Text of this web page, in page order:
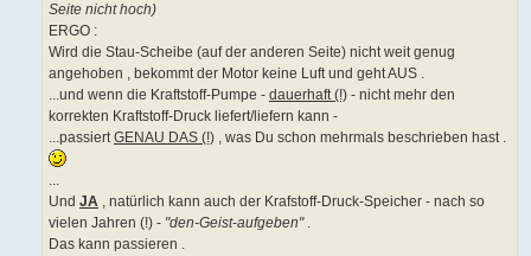
Seite nicht hoch)
ERGO :
Wird die Stau-Scheibe (auf der anderen Seite) nicht weit genug
angehoben , bekommt der Motor keine Luft und geht AUS .
...und wenn die Kraftstoff-Pumpe - dauerhaft (!) - nicht mehr den
korrekten Kraftstoff-Druck liefert/liefern kann -
...passiertGENAU DAS (!) , was Du schon mehrmals beschrieben hast .
...
Und JA , natürlich kann auch der Krafstoff-Druck-Speicher - nach so
vielen Jahren (!) - "den-Geist-aufgeben".
Das kann passieren .